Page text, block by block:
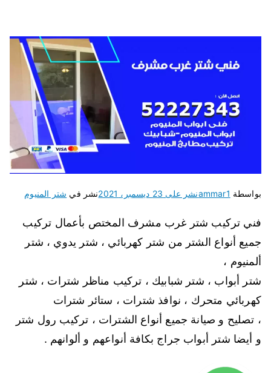
بواسطة ammar1نشر على 23 ديسمبر، 2021 نشر في شتر المنيوم
فني تركيب شتر غرب مشرف المختص بأعمال تركيب
جميع أنواع الشتر من شتر كهربائي ، شتر يدوي ، شتر
ألمنيوم ،
شتر أبواب ، شتر شبابيك ، تركيب مناظر شترات ، شتر
كهربائي متحرك ، نوافذ شترات ، ستائر شترات
، تصليح و صيانة جميع أنواع الشترات ، تركيب رول شتر
و أيضا شتر أبواب جراج بكافة أنواعهم و ألوانهم .